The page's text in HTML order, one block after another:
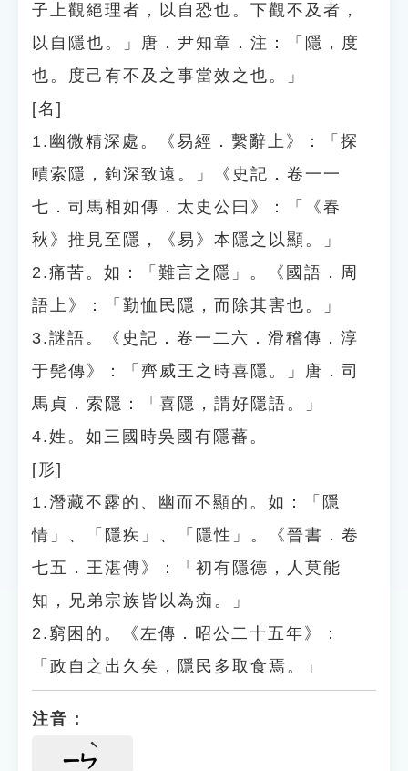
子上觀絕理者，以自恐也。下觀不及者，
以自隱也。」唐．尹知章．注：「隱，度
也。度己有不及之事當效之也。」
[名]
1.幽微精深處。《易經．繫辭上》：「探
賾索隱，鉤深致遠。」《史記．卷一一
七．司馬相如傳．太史公曰》：「《春
秋》推見至隱，《易》本隱之以顯。」
2.痛苦。如：「難言之隱」。《國語．周
語上》：「勤恤民隱，而除其害也。」
3.謎語。《史記．卷一二六．滑稽傳．淳
于髡傳》：「齊威王之時喜隱。」唐．司
馬貞．索隱：「喜隱，謂好隱語。」
4.姓。如三國時吳國有隱蕃。
[形]
1.潛藏不露的、幽而不顯的。如：「隱
情」、「隱疾」、「隱性」。《晉書．卷
七五．王湛傳》：「初有隱德，人莫能
知，兄弟宗族皆以為痴。」
2.窮困的。《左傳．昭公二十五年》：
「政自之出久矣，隱民多取食焉。」
注音：
ㄧㄣ